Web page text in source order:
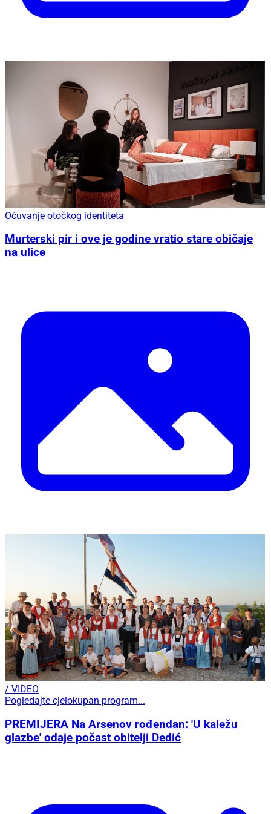
Očuvanje otočkog identiteta
Murterski pir i ove je godine vratio stare običaje
na ulice
/ VIDEO
Pogledajte cjelokupan program...
PREMIJERA Na Arsenov rođendan: 'U kaležu
glazbe' odaje počast obitelji Dedić